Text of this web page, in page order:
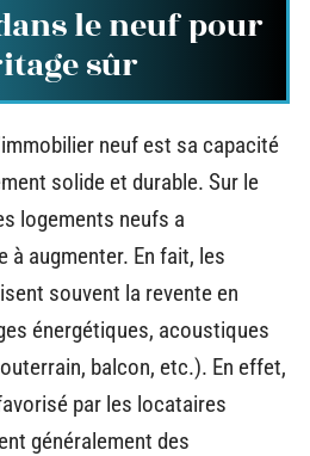
le neuf pour
sûr
neuf est sa capacité
solide et durable. Sur le
logements neufs a
à augmenter. En fait, les
souvent la revente en
énergétiques, acoustiques
balcon, etc.). En effet,
par les locataires
généralement des